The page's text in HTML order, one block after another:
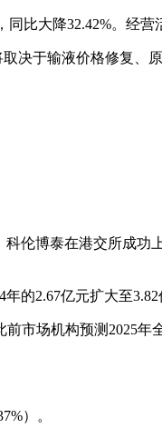
比大降32.42%。经营
决于输液价格修复、
伦博泰在港交所成
的2.67亿元扩大至3.82
市场机构预测2025年
）。